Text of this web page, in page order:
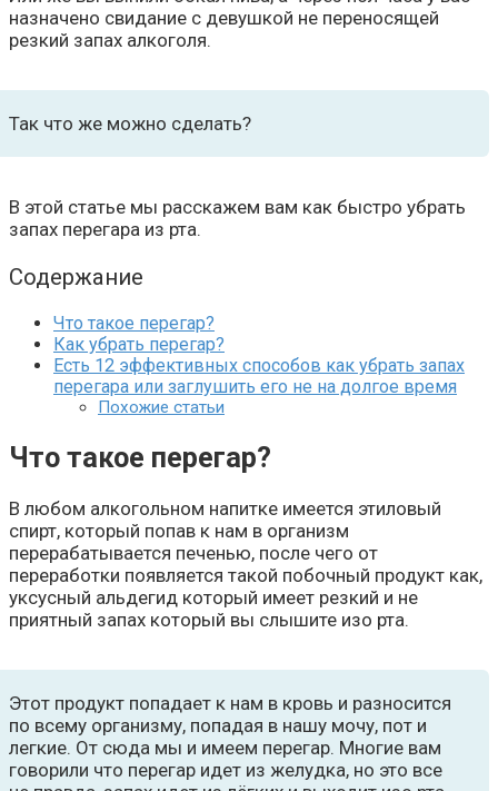
назначено свидание с девушкой не переносящей
резкий запах алкоголя.
Так что же можно сделать?
В этой статье мы расскажем вам как быстро убрать
запах перегара из рта.
Содержание
Что такое перегар?
Как убрать перегар?
Есть 12 эффективных способов как убрать запах
перегара или заглушить его не на долгое время
Похожие статьи
Что такое перегар?
В любом алкогольном напитке имеется этиловый
спирт, который попав к нам в организм
перерабатывается печенью, после чего от
переработки появляется такой побочный продукт как,
уксусный альдегид который имеет резкий и не
приятный запах который вы слышите изо рта.
Этот продукт попадает к нам в кровь и разносится
по всему организму, попадая в нашу мочу, пот и
легкие. От сюда мы и имеем перегар. Многие вам
говорили что перегар идет из желудка, но это все